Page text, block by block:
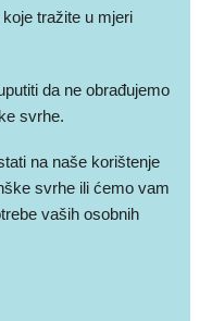
tražite u mjeri
da ne obrađujemo
svrhe.
na naše korištenje
svrhe ili ćemo vam
vaših osobnih